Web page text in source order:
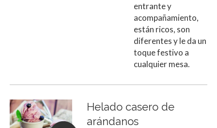
entrante y
acompañamiento,
están ricos, son
diferentes y le da un
toque festivo a
cualquier mesa.
Helado casero de
arándanos